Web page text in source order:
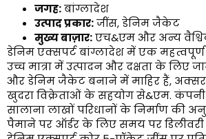
जगह:बांग्लादेश
उत्पाद प्रकार:जींस, डेनिम जैकेट
मुख्य बाज़ार:एच&एम और अन्य
डेनिम एक्सपर्ट बांग्लादेश में एक महत्वपूर्ण
उच्च मात्रा में उत्पादन और दक्षता के लिए
और डेनिम जैकेट बनाने में माहिर हैं,
खुदरा विक्रेताओं के सहयोग से&एम. कंपनी
सालाना लाखों परिधानों के निर्माण की
पैमाने पर ऑर्डर के लिए समय पर डिलीवरी